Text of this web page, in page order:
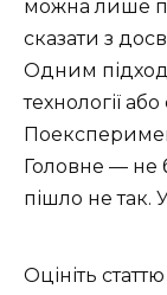
можна лише
сказати з
Одним
технології
Головне — не
пішло не так.
Оцініть статтю